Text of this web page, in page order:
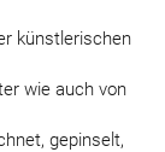
künstlerischen
wie auch von
gepinselt,